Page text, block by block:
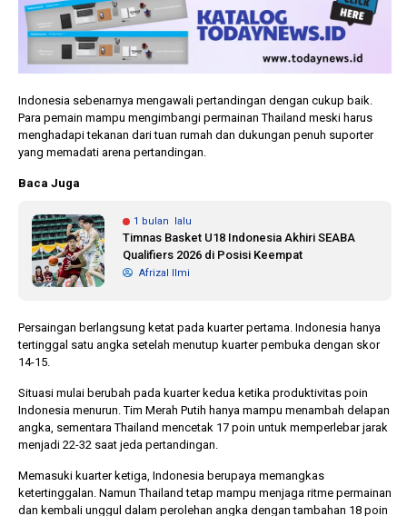
Indonesia sebenarnya mengawali pertandingan dengan cukup baik.
Para pemain mampu mengimbangi permainan Thailand meski harus
menghadapi tekanan dari tuan rumah dan dukungan penuh suporter
yang memadati arena pertandingan.
Baca Juga
1 bulan lalu
Timnas Basket U18 Indonesia Akhiri SEABA
Qualifiers 2026 di Posisi Keempat
Afrizal Ilmi
Persaingan berlangsung ketat pada kuarter pertama. Indonesia hanya
tertinggal satu angka setelah menutup kuarter pembuka dengan skor
14-15.
Situasi mulai berubah pada kuarter kedua ketika produktivitas poin
Indonesia menurun. Tim Merah Putih hanya mampu menambah delapan
angka, sementara Thailand mencetak 17 poin untuk memperlebar jarak
menjadi 22-32 saat jeda pertandingan.
Memasuki kuarter ketiga, Indonesia berupaya memangkas
ketertinggalan. Namun Thailand tetap mampu menjaga ritme permainan
dan kembali unggul dalam perolehan angka dengan tambahan 18 poin